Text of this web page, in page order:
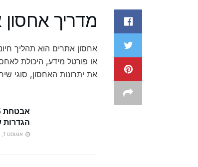
מדריך
אחסון אתרים הוא תהליך
או פורטל מידע, היכולת
את יתרונות האחסון, סוגי
הגדרות
אוגוסט 1, 2026